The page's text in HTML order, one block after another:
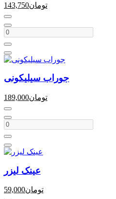
143,750تومان
جوراب سیلیکونی
189,000تومان
عینک لیزر
59,000تومان